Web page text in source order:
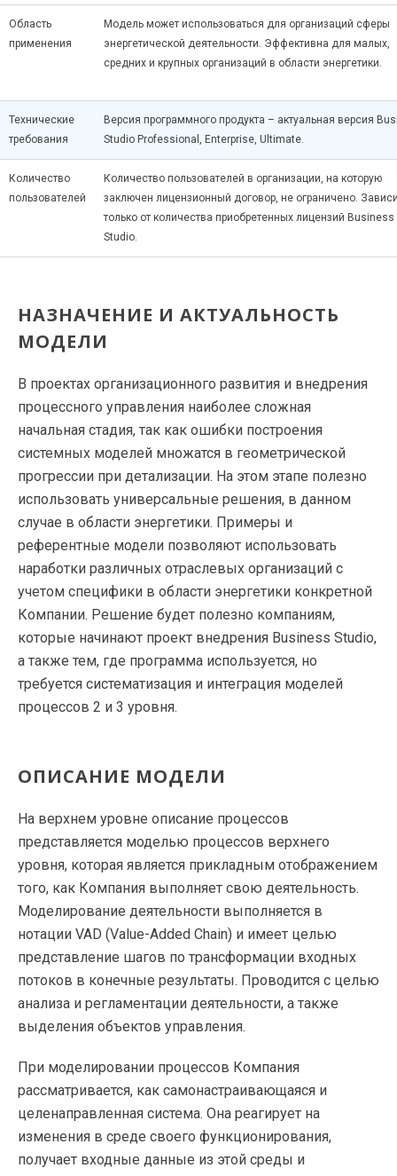
Область
применения
Модель может использоваться для организаций сферы
энергетической деятельности. Эффективна для малых,
средних и крупных организаций в области энергетики.
Технические
требования
Версия программного продукта – актуальная версия
Studio Professional, Enterprise, Ultimate.
Количество
пользователей
Количество пользователей в организации, на которую
заключен лицензионный договор, не ограничено.
только от количества приобретенных лицензий Business
Studio.
НАЗНАЧЕНИЕ И АКТУАЛЬНОСТЬ
МОДЕЛИ
В проектах организационного развития и внедрения
процессного управления наиболее сложная
начальная стадия, так как ошибки построения
системных моделей множатся в геометрической
прогрессии при детализации. На этом этапе полезно
использовать универсальные решения, в данном
случае в области энергетики. Примеры и
референтные модели позволяют использовать
наработки различных отраслевых организаций с
учетом специфики в области энергетики конкретной
Компании. Решение будет полезно компаниям,
которые начинают проект внедрения Business Studio,
а также тем, где программа используется, но
требуется систематизация и интеграция моделей
процессов 2 и 3 уровня.
ОПИСАНИЕ МОДЕЛИ
На верхнем уровне описание процессов
представляется моделью процессов верхнего
уровня, которая является прикладным отображением
того, как Компания выполняет свою деятельность.
Моделирование деятельности выполняется в
нотации VAD (Value-Added Chain) и имеет целью
представление шагов по трансформации входных
потоков в конечные результаты. Проводится с целью
анализа и регламентации деятельности, а также
выделения объектов управления.
При моделировании процессов Компания
рассматривается, как самонастраивающаяся и
целенаправленная система. Она реагирует на
изменения в среде своего функционирования,
получает входные данные из этой среды и